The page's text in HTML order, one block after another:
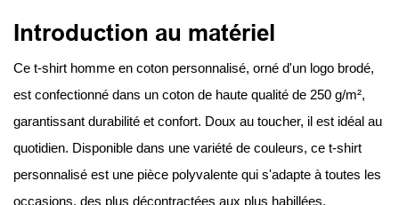
Introduction au matériel
Ce t-shirt homme en coton personnalisé, orné d'un logo brodé,
est confectionné dans un coton de haute qualité de 250 g/m²,
garantissant durabilité et confort. Doux au toucher, il est idéal au
quotidien. Disponible dans une variété de couleurs, ce t-shirt
personnalisé est une pièce polyvalente qui s'adapte à toutes les
occasions, des plus décontractées aux plus habillées.